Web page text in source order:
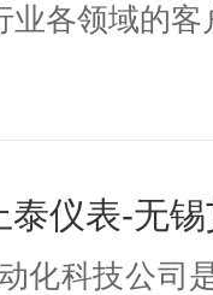
各领域的客
仪表-无锡
化科技公司